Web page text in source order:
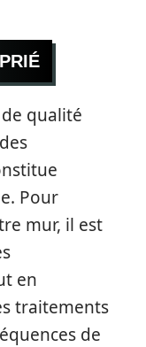
qualité
Pour
mur, il est
en
traitements
de